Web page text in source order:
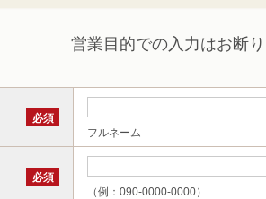
営業目的での入力はお断り
必須
フルネーム
必須
（例：090-0000-0000）